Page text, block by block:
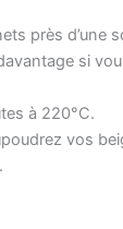
près d’une
si
à 220°C.
vos